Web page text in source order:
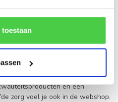
cookies blokkeert, het
website kan verstoren.
toestaan
presentatie.
bestelt, kies je voor een
voor smaak en oog voor
iets lekkers bestellen
voor iemand anders. Onze
en een
zorg voel je ook in de webshop.